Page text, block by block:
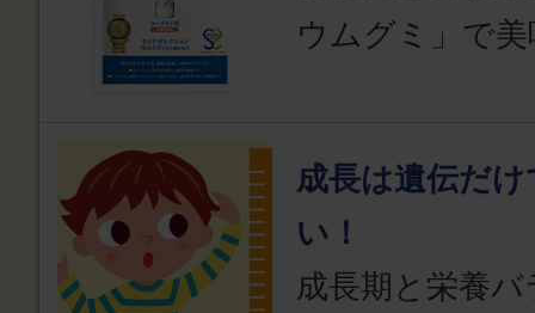
ウムグミ」で
成長は遺伝だ
い！
成長期と栄養